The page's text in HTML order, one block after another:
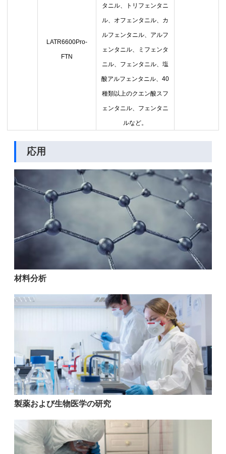
LATR6600Pro-
FTN
タニル、トリフェンタニ
ル、オフェンタニル、カ
ルフェンタニル、アルフ
ェンタニル、ミフェンタ
ニル、フェンタニル、塩
酸アルフェンタニル、 40
種類以上のクエン酸スフ
ェンタニル、フェンタニ
ルなど。
応用
材料分析
製薬および生物医学の研究